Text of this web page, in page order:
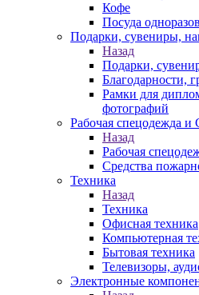
Кофе
Посуда
Подарки, сувениры,
Назад
Подарки,
Благодарности,
Рамки для
фотографий
Рабочая спецодежда
Назад
Рабочая
Средства
Техника
Назад
Техника
Офисная техника
Компьютерная
Бытовая техника
Телевизоры,
Электронные